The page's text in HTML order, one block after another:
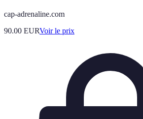
cap-adrenaline.com
90.00 EURVoir le prix